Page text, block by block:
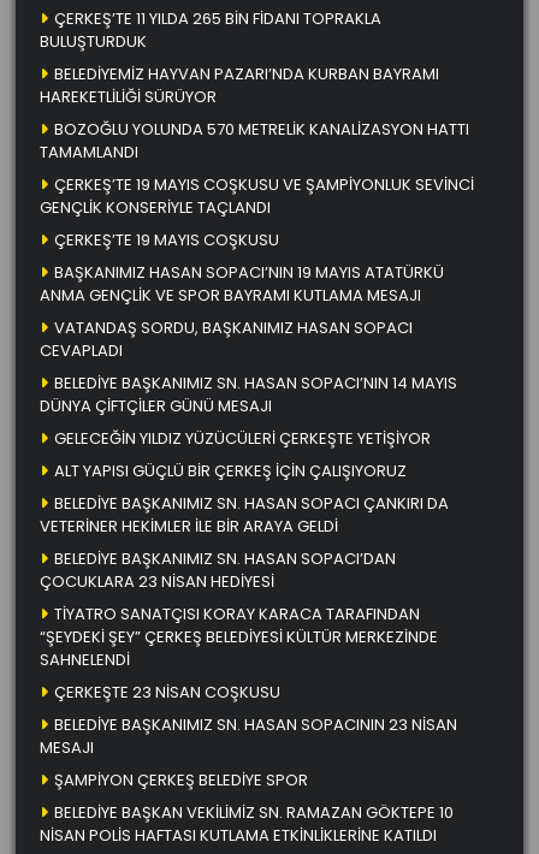
ÇERKEŞ’TE 11 YILDA 265 BİN FİDANI TOPRAKLA
BULUŞTURDUK
BELEDİYEMİZ HAYVAN PAZARI’NDA KURBAN BAYRAMI
HAREKETLİLİĞİ SÜRÜYOR
BOZOĞLU YOLUNDA 570 METRELİK KANALİZASYON HATTI
TAMAMLANDI
ÇERKEŞ’TE 19 MAYIS COŞKUSU VE ŞAMPİYONLUK SEVİNCİ
GENÇLİK KONSERİYLE TAÇLANDI
ÇERKEŞ’TE 19 MAYIS COŞKUSU
BAŞKANIMIZ HASAN SOPACI’NIN 19 MAYIS ATATÜRKÜ
ANMA GENÇLİK VE SPOR BAYRAMI KUTLAMA MESAJI
VATANDAŞ SORDU, BAŞKANIMIZ HASAN SOPACI
CEVAPLADI
BELEDİYE BAŞKANIMIZ SN. HASAN SOPACI’NIN 14 MAYIS
DÜNYA ÇİFTÇİLER GÜNÜ MESAJI
GELECEĞİN YILDIZ YÜZÜCÜLERİ ÇERKEŞTE YETİŞİYOR
ALT YAPISI GÜÇLÜ BİR ÇERKEŞ İÇİN ÇALIŞIYORUZ
BELEDİYE BAŞKANIMIZ SN. HASAN SOPACI ÇANKIRI DA
VETERİNER HEKİMLER İLE BİR ARAYA GELDİ
BELEDİYE BAŞKANIMIZ SN. HASAN SOPACI’DAN
ÇOCUKLARA 23 NİSAN HEDİYESİ
TİYATRO SANATÇISI KORAY KARACA TARAFINDAN
“ŞEYDEKİ ŞEY” ÇERKEŞ BELEDİYESİ KÜLTÜR MERKEZİNDE
SAHNELENDİ
ÇERKEŞTE 23 NİSAN COŞKUSU
BELEDİYE BAŞKANIMIZ SN. HASAN SOPACININ 23 NİSAN
MESAJI
ŞAMPİYON ÇERKEŞ BELEDİYE SPOR
BELEDİYE BAŞKAN VEKİLİMİZ SN. RAMAZAN GÖKTEPE 10
NİSAN POLİS HAFTASI KUTLAMA ETKİNLİKLERİNE KATILDI